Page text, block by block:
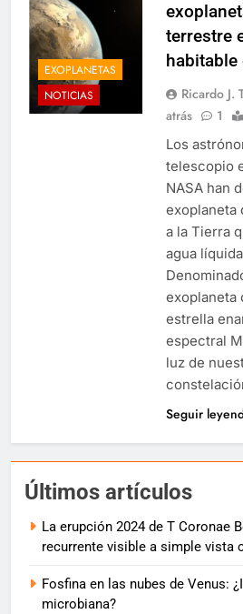
EXOPLANETAS
NOTICIAS
terrestre
habitable
Ricardo J.
atrás
1
Los
telescopio
NASA han
exoplaneta
a la Tierra
agua
exoplaneta
estrella
espectral
luz de
Seguir
Últimos artículos
La erupción 2024 de T Coronae
recurrente visible a simple vista
Fosfina en las nubes de Venus:
microbiana?